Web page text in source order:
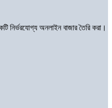
নির্ভরযোগ্য অনলাইন বাজার তৈরি করা।